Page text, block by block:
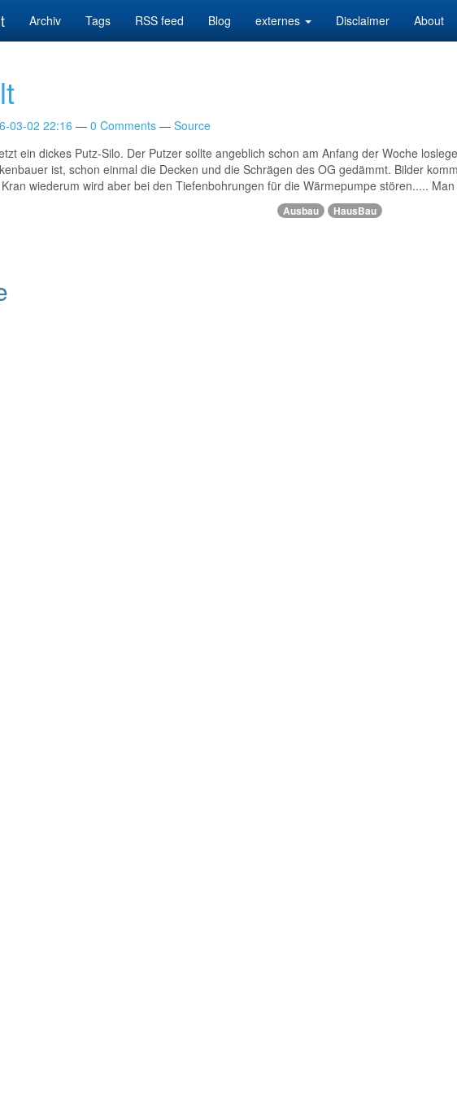
Archiv Tags RSS feed Blog externes Disclaimer About
03-02 22:16 0 Comments
Source
ein dickes Putz-Silo. Der Putzer sollte angeblich schon am Anfang der Woche
ist, schon einmal die Decken und die Schrägen des OG gedämmt. Bilder
wiederum wird aber bei den Tiefenbohrungen für die Wärmepumpe stören.....
Ausbau HausBau